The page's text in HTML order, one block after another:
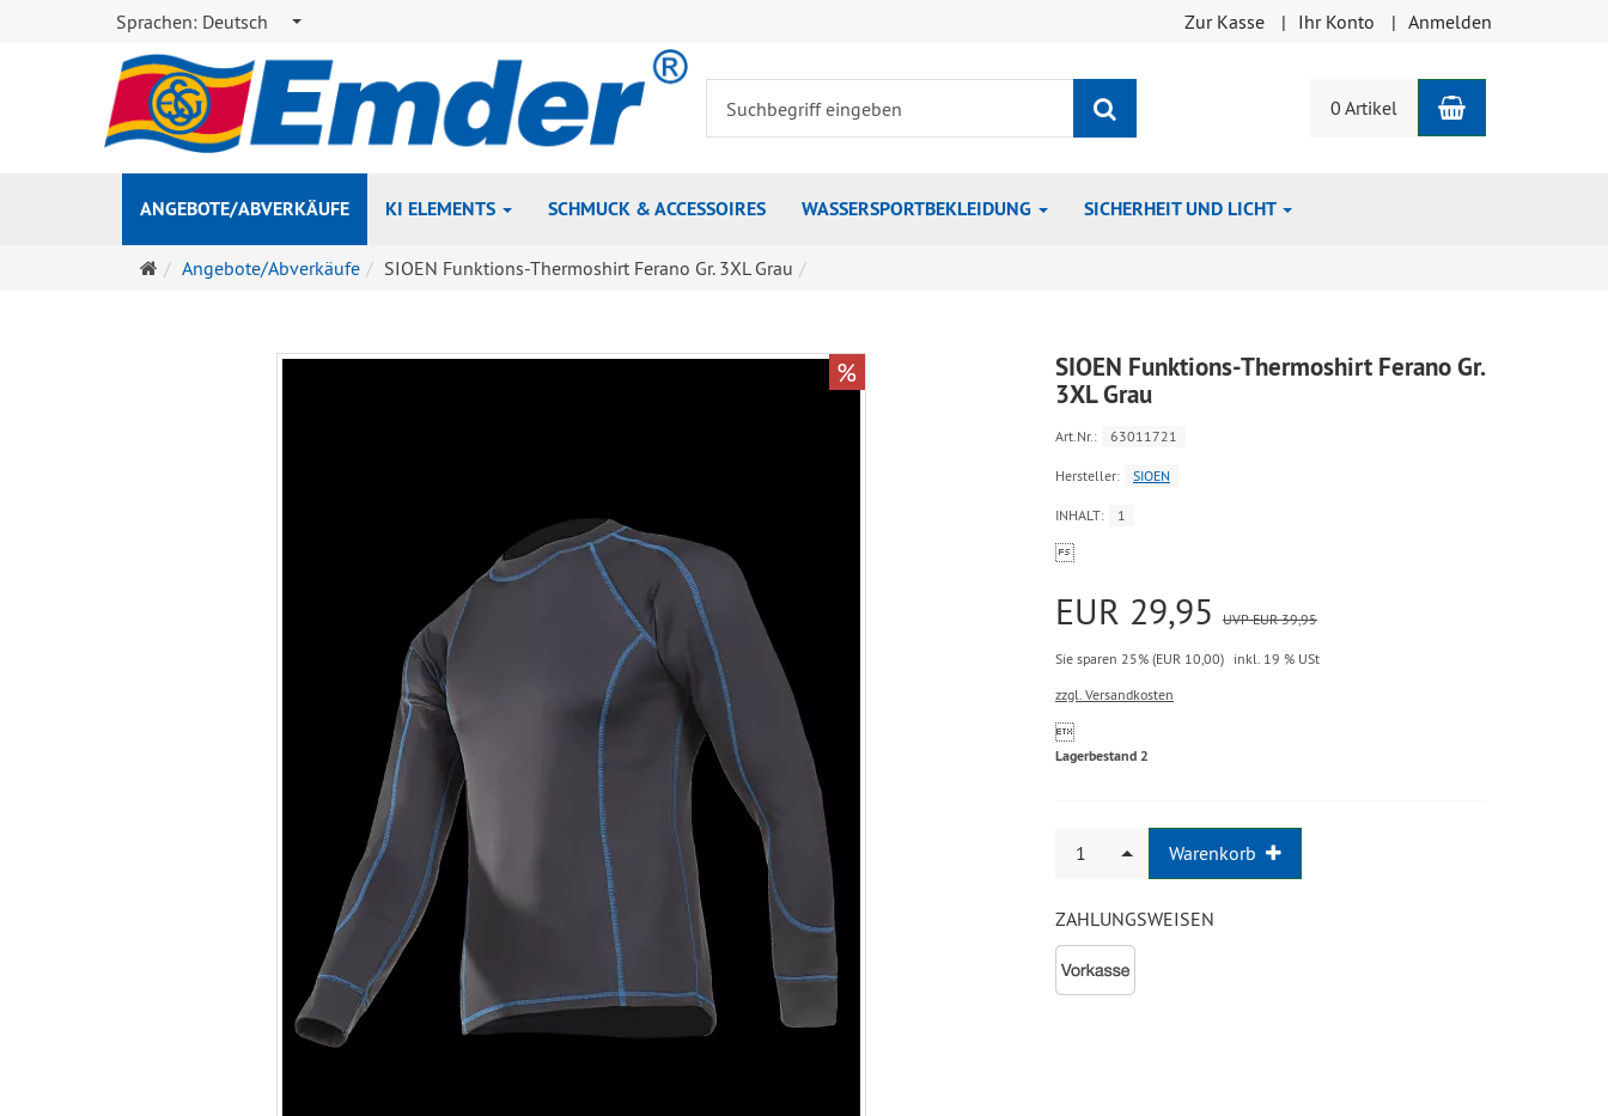
Sprachen: Deutsch Zur Kasse Ihr Konto Anmelden
0 Artikel Warenkorb
ANGEBOTE/ABVERKÄUFE KI ELEMENTS SCHMUCK & ACCESSOIRES WASSERSPORTBEKLEIDUNG SICHERHEIT UND LICHT
Startseite
Angebote/Abverkäufe SIOEN Funktions-Thermoshirt Ferano Gr. 3XL Grau
%
SIOEN Funktions-Thermoshirt Ferano Gr.
3XL Grau
Art.Nr.: 63011721
Hersteller: SIOEN
INHALT: 1
EUR 29,95 UVP EUR 39,95
Sie sparen 25% (EUR 10,00) inkl. 19 % USt
zzgl. Versandkosten

Lagerbestand 2
1 Warenkorb
ZAHLUNGSWEISEN